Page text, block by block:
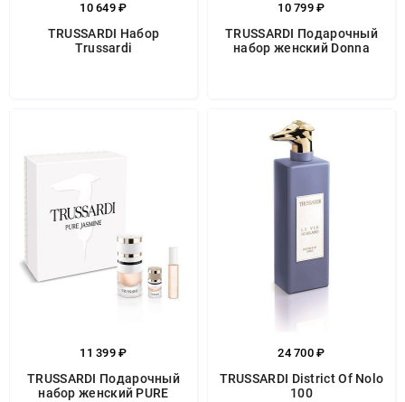
10 649 ₽
TRUSSARDI Набор
Trussardi
10 799 ₽
TRUSSARDI Подарочный
набор женский Donna
11 399 ₽
TRUSSARDI Подарочный
набор женский PURE
24 700 ₽
TRUSSARDI District Of Nolo
100